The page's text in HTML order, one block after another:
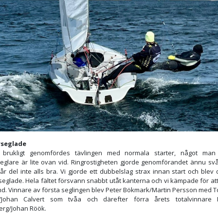
brukligt genomfördes tävlingen med normala starter, något
är lite ovan vid. Ringrostigheten gjorde genomförandet ännu
del inte alls bra. Vi gjorde ett dubbelslag strax innan start och blev
Hela fältet försvann snabbt utåt kanterna och vi kämpade för
Vinnare av första seglingen blev Peter Bökmark/Martin Persson med
Johan Calvert som tvåa och därefter förra årets totalvinnare
Johan Röök.